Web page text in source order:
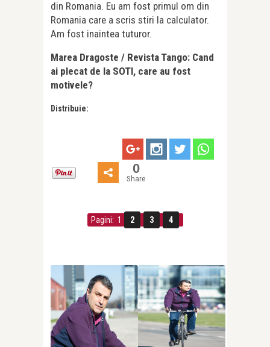
din Romania. Eu am fost primul om din
Romania care a scris stiri la calculator.
Am fost inaintea tuturor.
Marea Dragoste / Revista Tango: Cand
ai plecat de la SOTI, care au fost
motivele?
Distribuie:
0
Share
Pagini: 1 2 3 4